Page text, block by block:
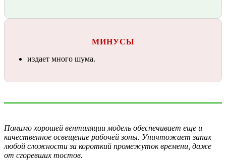
МИНУСЫ
издает много шума.
Помимо хорошей вентиляции модель обеспечивает еще и
качественное освещение рабочей зоны. Уничтожает запах
любой сложности за короткий промежуток времени, даже
от сгоревших тостов.